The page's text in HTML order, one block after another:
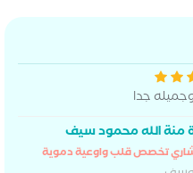
جدا
منة الله محمود سيف
تخصص قلب واوعية دموية